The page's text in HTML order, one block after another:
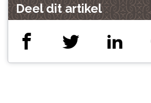
Deel dit artikel